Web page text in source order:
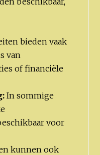
bieden vaak
van
of financiële
In sommige
voor
kunnen ook